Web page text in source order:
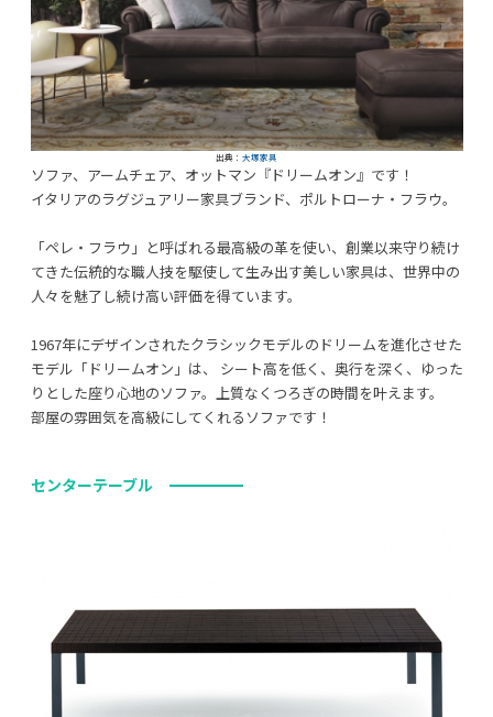
出典： 大塚家具
ソファ、アームチェア、オットマン『ドリームオン』です！
イタリアのラグジュアリー家具ブランド、ポルトローナ・フラウ。
「ペレ・フラウ」と呼ばれる最高級の革を使い、創業以来守り続け
てきた伝統的な職人技を駆使して生み出す美しい家具は、世界中の
人々を魅了し続け高い評価を得ています。
1967年にデザインされたクラシックモデルのドリームを進化させた
モデル「ドリームオン」は、 シート高を低く、奥行を深く、ゆった
りとした座り心地のソファ。上質なくつろぎの時間を叶えます。
部屋の雰囲気を高級にしてくれるソファです！
センターテーブル